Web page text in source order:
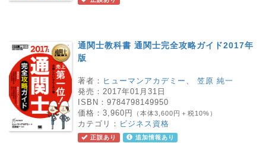
通関士教科書 通関士完全攻略ガイド2017年
版
著者： ヒューマンアカデミー
笠原 純一
発売： 2017年01月31日
ISBN： 9784798149950
価格： 3,960円 （本体3,600円＋税10%）
カテゴリ： ビジネス資格
正誤あり 追加情報あり